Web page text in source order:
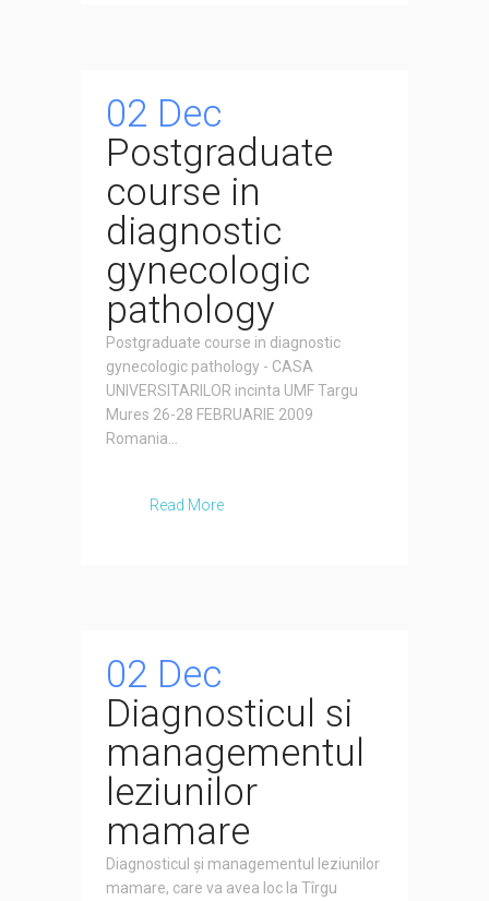
02 Dec
Postgraduate
course in
diagnostic
gynecologic
pathology
Postgraduate course in diagnostic
gynecologic pathology - CASA
UNIVERSITARILOR incinta UMF Targu
Mures 26-28 FEBRUARIE 2009
Romania...
Read More
02 Dec
Diagnosticul si
managementul
leziunilor
mamare
Diagnosticul și managementul leziunilor
mamare, care va avea loc la Tîrgu